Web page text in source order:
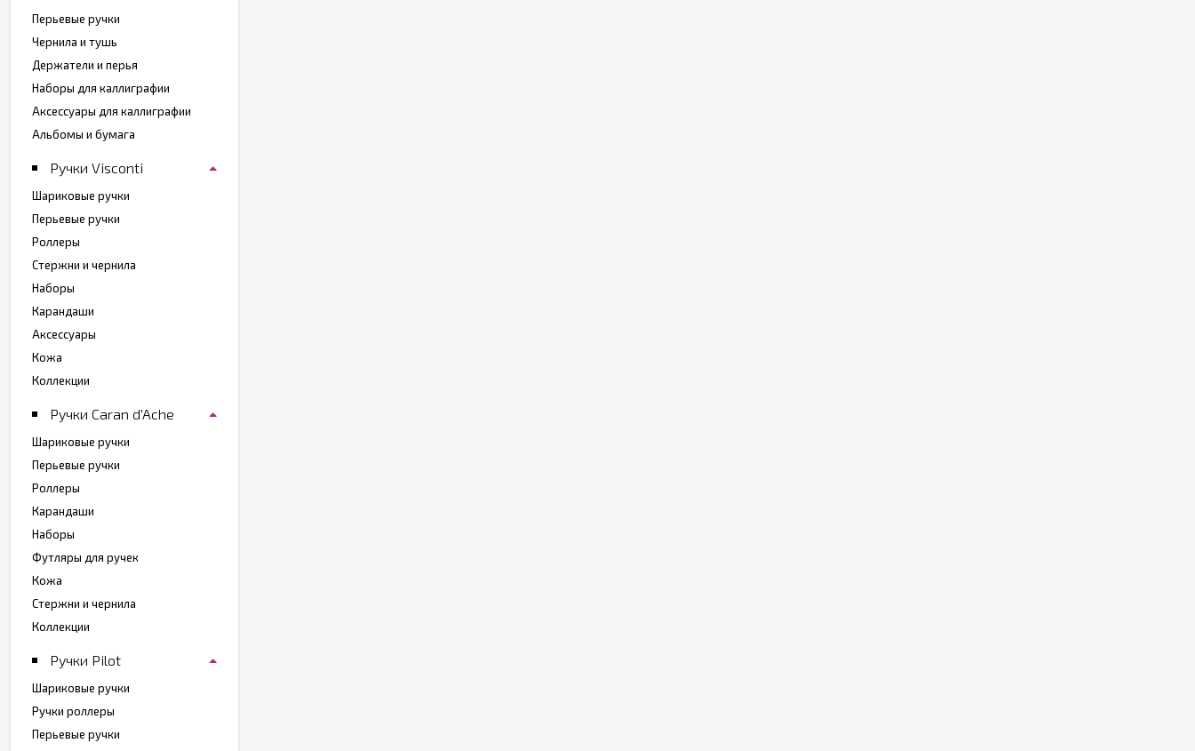
Перьевые ручки
Чернила и тушь
Держатели и перья
Наборы для каллиграфии
Аксессуары для каллиграфии
Альбомы и бумага
Ручки Visconti
Шариковые ручки
Перьевые ручки
Роллеры
Стержни и чернила
Наборы
Карандаши
Аксессуары
Кожа
Коллекции
Ручки Caran d'Ache
Шариковые ручки
Перьевые ручки
Роллеры
Карандаши
Наборы
Футляры для ручек
Кожа
Стержни и чернила
Коллекции
Ручки Pilot
Шариковые ручки
Ручки роллеры
Перьевые ручки